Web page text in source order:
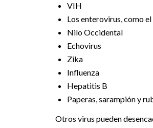
VIH
Los enterovirus, como
Nilo Occidental
Echovirus
Zika
Influenza
Hepatitis B
Paperas, sarampión y
Otros virus pueden